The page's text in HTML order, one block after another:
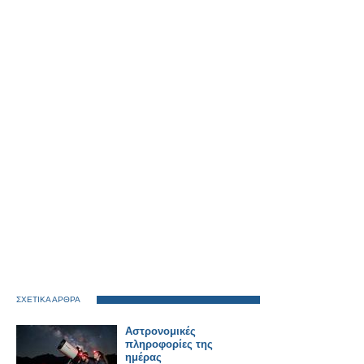
ΣΧΕΤΙΚΑ ΑΡΘΡΑ
Αστρονομικές
πληροφορίες της
ημέρας